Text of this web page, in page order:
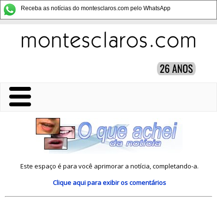
Receba as notícias do montesclaros.com pelo WhatsApp
Este espaço é para você aprimorar a notícia, completando-a.
Clique aquipara exibir os comentários